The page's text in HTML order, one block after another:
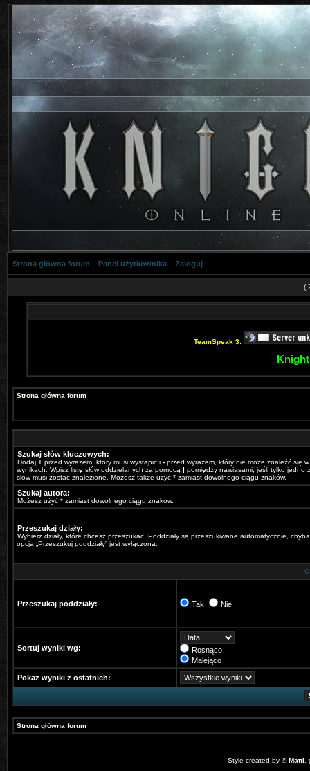
Strona główna forum Panel użytkownika Zaloguj
(
TeamSpeak 3:
Strona główna forum
Szukaj słów kluczowych:
Dodaj + przed wyrazem, który musi wystąpić i - przed wyrazem, który nie może znaleźć się w
wynikach. Wpisz listę słów oddzielanych za pomocą | pomiędzy nawiasami, jeśli tylko jedno
słów musi zostać znalezione. Możesz także użyć * zamiast dowolnego ciągu znaków.
Szukaj autora:
Możesz użyć * zamiast dowolnego ciągu znaków.
Przeszukaj działy:
Wybierz działy, które chcesz przeszukać. Poddziały są przeszukiwane automatycznie,
opcja „Przeszukuj poddziały” jest wyłączona.
Przeszukaj poddziały: Tak Nie
Sortuj wyniki wg:
Rosnąco
Malejąco
Pokaż wyniki z ostatnich:
Strona główna forum
Style created by ©Matti